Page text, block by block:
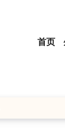
首页